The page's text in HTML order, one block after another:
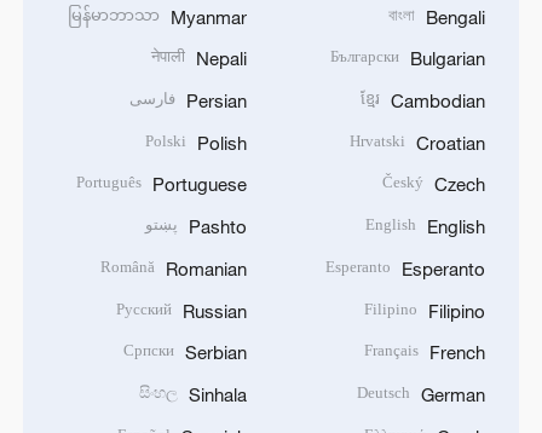
Bengali
বাংলা
Bulgarian
Български
Cambodian
ខ្មែរ
Croatian
Hrvatski
Czech
Český
English
English
Esperanto
Esperanto
Filipino
Filipino
French
Français
German
Deutsch
Myanmar
မြန်မာဘာသာ
Nepali
नेपाली
Persian فارسی
Polish
Polski
Portuguese
Português
Pashto پښتو
Romanian
Română
Russian
Русский
Serbian
Српски
Sinhala
සිංහල